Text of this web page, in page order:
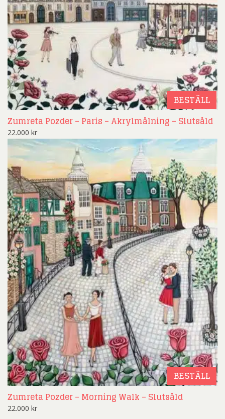
BESTÄLL
Zumreta Pozder – Paris – Akrylmålning – Slutsåld
22.000 kr
BESTÄLL
Zumreta Pozder – Morning Walk – Slutsåld
22.000 kr